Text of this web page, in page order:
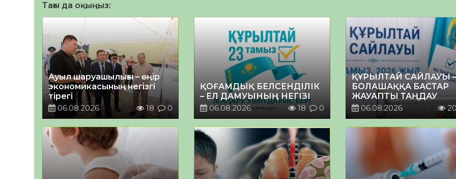
Тағы да оқыңыз:
Ауыл шаруашылығы – өңір
экономикасының негізгі
тірегі
06.08.2026
18 0
ҚОҒАМДЫҚ БЕЛСЕНДІЛІК
– ЕЛ ДАМУЫНЫҢ НЕГІЗІ
06.08.2026
18 0
ҚҰРЫЛТАЙ САЙЛАУЫ –
БОЛАШАҚҚА БАСТАР
ЖАУАПТЫ ТАҢДАУ
06.08.2026
20